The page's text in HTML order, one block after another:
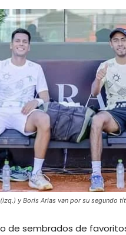
y Boris Arias van por su segundo
de sembrados de